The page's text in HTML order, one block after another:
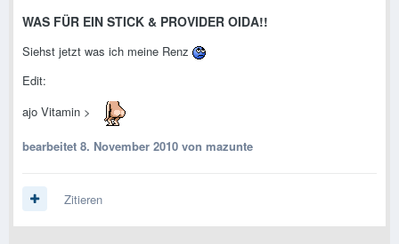
WAS FÜR EIN STICK & PROVIDER OIDA!!
Siehst jetzt was ich meine Renz
Edit:
ajo Vitamin >
bearbeitet 8. November 2010 von mazunte
Zitieren